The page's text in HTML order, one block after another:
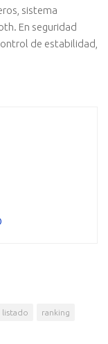
sistema
En seguridad
de estabilidad,
listado ranking